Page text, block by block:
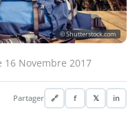
© Shutterstock.com
16 Novembre 2017
Partager 🔗 f 𝕏 in